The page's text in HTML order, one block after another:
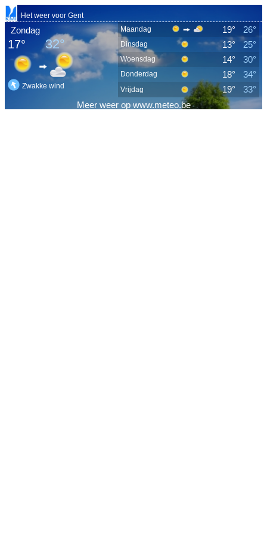
Het weer voor Gent
Zondag
17° 32°
Zwakke wind
Maandag 19° 26°
Dinsdag 13° 25°
Woensdag 14° 30°
Donderdag 18° 34°
Vrijdag 19°
33°
Meer weerop www.meteo.be